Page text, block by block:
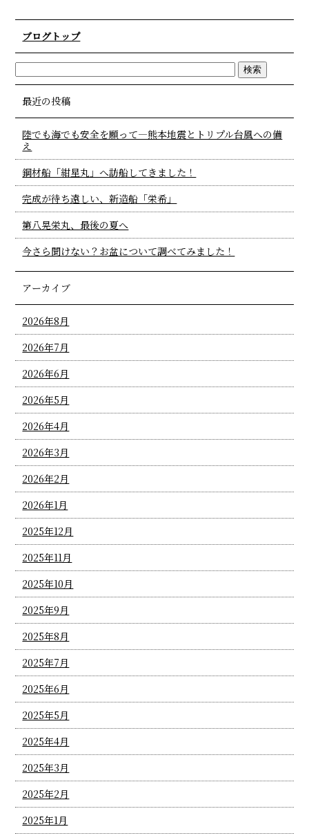
ブログトップ
最近の投稿
陸でも海でも安全を願って―熊本地震とトリプル台風への備
え
鋼材船「紺星丸」へ訪船してきました！
完成が待ち遠しい、新造船「栄希」
第八晃栄丸、最後の夏へ
今さら聞けない？お盆について調べてみました！
アーカイブ
2026年8月
2026年7月
2026年6月
2026年5月
2026年4月
2026年3月
2026年2月
2026年1月
2025年12月
2025年11月
2025年10月
2025年9月
2025年8月
2025年7月
2025年6月
2025年5月
2025年4月
2025年3月
2025年2月
2025年1月